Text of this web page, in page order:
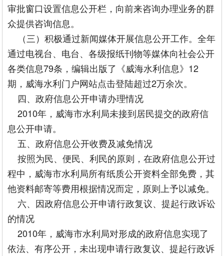
审批窗口设置信息公开栏，向前来咨询办理业务的群
众提供咨询信息。
（三）积极通过新闻媒体开展信息公开工作。全年
通过电视台、电台、各级报纸刊物等媒体向社会公开
各类信息79条，编辑出版了《威海水利信息》12
期，威海水利门户网站点击登陆超过2万余次。
四、政府信息公开申请办理情况
2010年，威海市水利局未接到居民提交的政府信
息公开申请。
五、政府信息公开收费及减免情况
按照为民、便民、利民的原则，在政府信息公开过
程中，威海市水利局所有纸质公开资料全部免费，其
他资料邮寄等费用根据情况而定，原则上予以减免。
六、因政府信息公开申请行政复议、提起行政诉讼
的情况
2010年，威海市水利局对形成的政府信息实现了
依法、有序公开，未出现申请行政复议、提起行政诉